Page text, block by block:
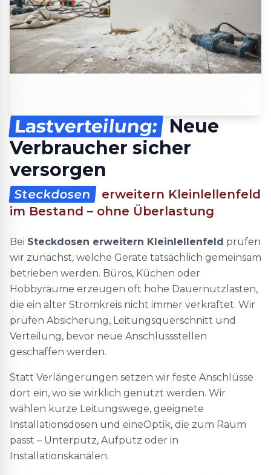
Lastverteilung: Neue
Verbraucher sicher
versorgen
Steckdosen
erweitern Kleinlellenfeld
im Bestand – ohne Überlastung
Bei Steckdosen erweitern Kleinlellenfeld prüfen
wir zunächst, welche Geräte tatsächlich gemeinsam
betrieben werden. Büros, Küchen oder
Hobbyräume erzeugen oft hohe Dauernutzlasten,
die ein alter Stromkreis nicht immer verkraftet. Wir
prüfen Absicherung, Leitungsquerschnitt und
Verteilung, bevor neue Anschlussstellen
geschaffen werden.
Statt Verlängerungen setzen wir feste Anschlüsse
dort ein, wo sie wirklich genutzt werden. Wir
wählen kurze Leitungswege, geeignete
Installationsdosen und eineOptik, die zum Raum
passt – Unterputz, Aufputz oder in
Installationskanälen.